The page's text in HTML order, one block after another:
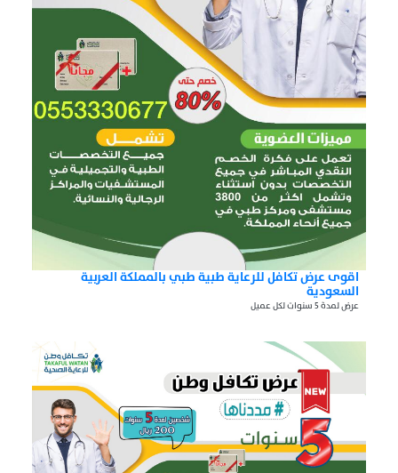
اقوى عرض تكافل للرعاية طبية طبي بالمملكة العربية
السعودية
عرض لمدة 5 سنوات لكل عميل